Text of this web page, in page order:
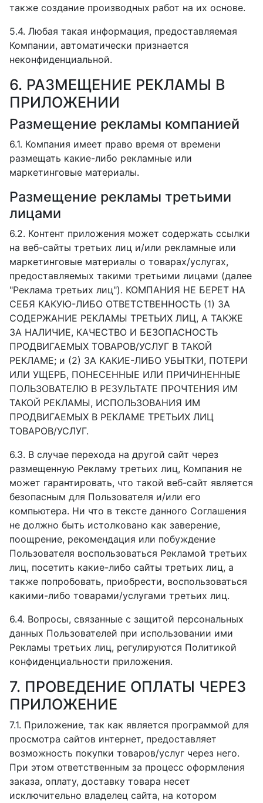
также создание производных работ на их основе.
5.4. Любая такая информация, предоставляемая
Компании, автоматически признается
неконфиденциальной.
6. РАЗМЕЩЕНИЕ РЕКЛАМЫ В
ПРИЛОЖЕНИИ
Размещение рекламы компанией
6.1. Компания имеет право время от времени
размещать какие-либо рекламные или
маркетинговые материалы.
Размещение рекламы третьими
лицами
6.2. Контент приложения может содержать ссылки
на веб-сайты третьих лиц и/или рекламные или
маркетинговые материалы о товарах/услугах,
предоставляемых такими третьими лицами (далее
"Реклама третьих лиц"). КОМПАНИЯ НЕ БЕРЕТ НА
СЕБЯ КАКУЮ-ЛИБО ОТВЕТСТВЕННОСТЬ (1) ЗА
СОДЕРЖАНИЕ РЕКЛАМЫ ТРЕТЬИХ ЛИЦ, А ТАКЖЕ
ЗА НАЛИЧИЕ, КАЧЕСТВО И БЕЗОПАСНОСТЬ
ПРОДВИГАЕМЫХ ТОВАРОВ/УСЛУГ В ТАКОЙ
РЕКЛАМЕ; и (2) ЗА КАКИЕ-ЛИБО УБЫТКИ, ПОТЕРИ
ИЛИ УЩЕРБ, ПОНЕСЕННЫЕ ИЛИ ПРИЧИНЕННЫЕ
ПОЛЬЗОВАТЕЛЮ В РЕЗУЛЬТАТЕ ПРОЧТЕНИЯ ИМ
ТАКОЙ РЕКЛАМЫ, ИСПОЛЬЗОВАНИЯ ИМ
ПРОДВИГАЕМЫХ В РЕКЛАМЕ ТРЕТЬИХ ЛИЦ
ТОВАРОВ/УСЛУГ.
6.3. В случае перехода на другой сайт через
размещенную Рекламу третьих лиц, Компания не
может гарантировать, что такой веб-сайт является
безопасным для Пользователя и/или его
компьютера. Ни что в тексте данного Соглашения
не должно быть истолковано как заверение,
поощрение, рекомендация или побуждение
Пользователя воспользоваться Рекламой третьих
лиц, посетить какие-либо сайты третьих лиц, а
также попробовать, приобрести, воспользоваться
какими-либо товарами/услугами третьих лиц.
6.4. Вопросы, связанные с защитой персональных
данных Пользователей при использовании ими
Рекламы третьих лиц, регулируются Политикой
конфиденциальности приложения.
7. ПРОВЕДЕНИЕ ОПЛАТЫ ЧЕРЕЗ
ПРИЛОЖЕНИЕ
7.1. Приложение, так как является программой для
просмотра сайтов интернет, предоставляет
возможность покупки товаров/услуг через него.
При этом ответственным за процесс оформления
заказа, оплату, доставку товара несет
исключительно владелец сайта, на котором